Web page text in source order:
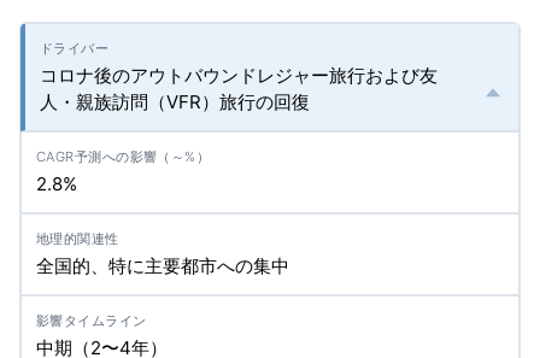
コロナ後のアウトバウンドレジャー旅行および友
人・親族訪問（VFR）旅行の回復
2.8%
全国的、特に主要都市への集中
中期（2〜4年）